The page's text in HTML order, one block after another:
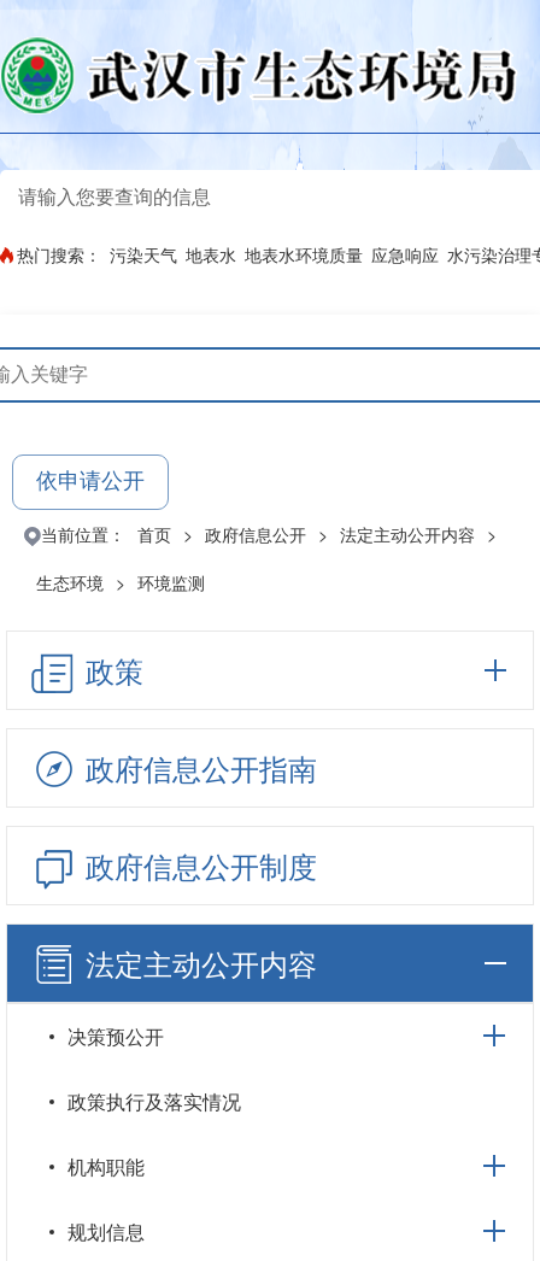
热门搜索： 污染天气 地表水 地表水环境质量 应急响应 水污染治理
依申请公开
当前位置： 首页 > 政府信息公开 > 法定主动公开内容 >
生态环境 > 环境监测
政策
政府信息公开指南
政府信息公开制度
法定主动公开内容
决策预公开
政策执行及落实情况
机构职能
规划信息